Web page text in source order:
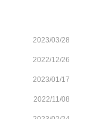
2023/03/28
2022/12/26
2023/01/17
2022/11/08